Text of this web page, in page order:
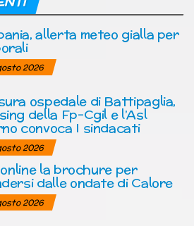
allerta meteo gialla per
2026
ospedale di Battipaglia,
della Fp-Cgil e l’Asl
convoca I sindacati
2026
online la brochure per
dalle ondate di Calore
2026